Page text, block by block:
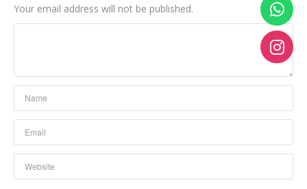
Your email address will not be published.